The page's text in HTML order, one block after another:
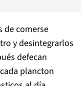
de comerse
y desintegrarlos
defecan
plancton